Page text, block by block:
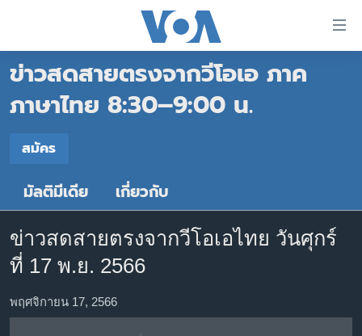
ต่อ
ไป
หลัก
หน้า
หลัก
ข้าม
ไป
การ
หน้าหลัก
โลก
เอเชีย
ไทย
ธุรกิจ
วิทยาศาสตร์
ไลฟ์สไตล์
ข่าวสดสายตรงจากวีโอเอ ภาค
ภาษาไทย 8:30–9:00 น.
สมัคร
สมัคร
มัลติมีเดีย เกี่ยวกับ
ข่าวสดสายตรงจากวีโอเอไทย วันศุกร์
ที่ 17 พ.ย. 2566
พฤศจิกายน 17, 2566